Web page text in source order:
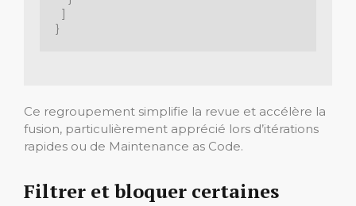
  ]
}
Ce regroupement simplifie la revue et accélère la
fusion, particulièrement apprécié lors d’itérations
rapides ou de Maintenance as Code.
Filtrer et bloquer certaines